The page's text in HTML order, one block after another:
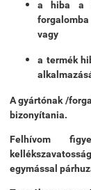
a hiba a
vagy
a termék
A gyártónak /
bizonyítania.
Felhívom
egymással